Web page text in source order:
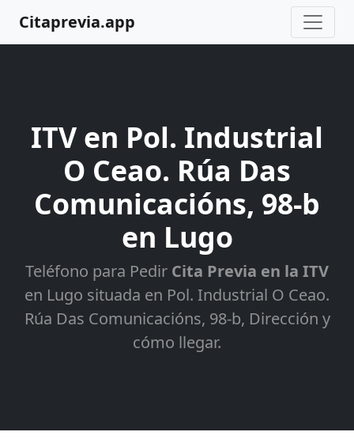
Citaprevia.app
ITV en Pol. Industrial
O Ceao. Rúa Das
Comunicacións, 98-b
en Lugo
Teléfono para Pedir Cita Previa en la ITV
en Lugo situada en Pol. Industrial O Ceao.
Rúa Das Comunicacións, 98-b, Dirección y
cómo llegar.